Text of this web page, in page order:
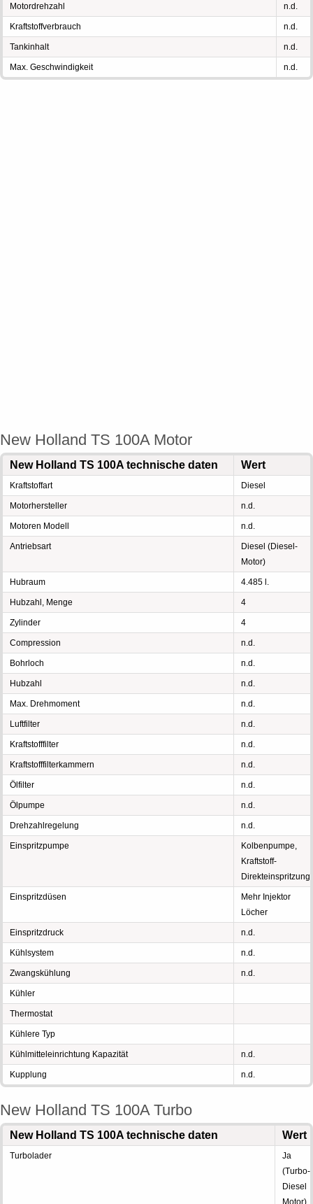
Motordrehzahl n.d.
Kraftstoffverbrauch n.d.
Tankinhalt n.d.
Max. Geschwindigkeit n.d.
New Holland TS 100A Motor
New Holland TS 100A technische daten Wert
Kraftstoffart Diesel
Motorhersteller n.d.
Motoren Modell n.d.
Antriebsart
Diesel (Diesel-
Motor)
Hubraum 4.485 l.
Hubzahl, Menge 4
Zylinder 4
Compression n.d.
Bohrloch n.d.
Hubzahl n.d.
Max. Drehmoment n.d.
Luftfilter n.d.
Kraftstofffilter n.d.
Kraftstofffilterkammern n.d.
Ölfilter n.d.
Ölpumpe n.d.
Drehzahlregelung n.d.
Einspritzpumpe
Kolbenpumpe,
Kraftstoff-
Direkteinspritzung
Einspritzdüsen
Mehr Injektor
Löcher
Einspritzdruck n.d.
Kühlsystem n.d.
Zwangskühlung n.d.
Kühler
Thermostat
Kühlere Typ
Kühlmitteleinrichtung Kapazität n.d.
Kupplung n.d.
New Holland TS 100A Turbo
New Holland TS 100A technische daten Wert
Turbolader
Ja
(Turbo-
Diesel
Motor)